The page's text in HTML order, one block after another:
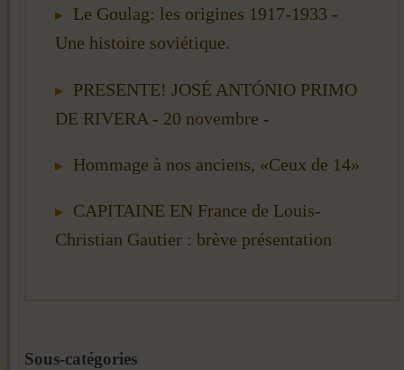
Le Goulag: les origines 1917-1933 -
Une histoire soviétique.
PRESENTE! JOSÉ ANTÓNIO PRIMO
DE RIVERA - 20 novembre -
Hommage à nos anciens, «Ceux de 14»
CAPITAINE EN France de Louis-
Christian Gautier : brève présentation
Sous-catégories